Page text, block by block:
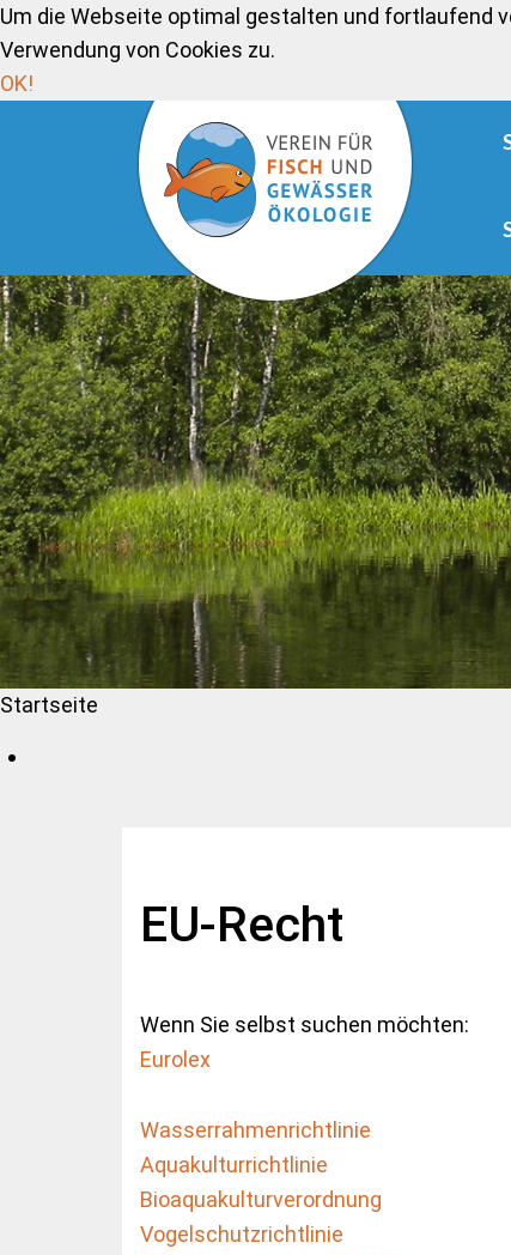
Um die Webseite optimal gestalten und fortlaufend
Verwendung von Cookies zu.
OK!
Startseite
EU-Recht
Wenn Sie selbst suchen möchten:
Eurolex
Wasserrahmenrichtlinie
Aquakulturrichtlinie
Bioaquakulturverordnung
Vogelschutzrichtlinie